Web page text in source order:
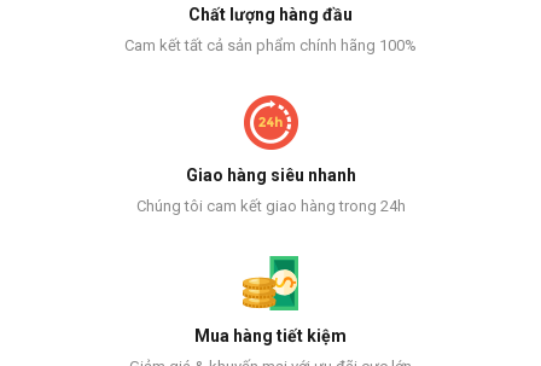
Chất lượng hàng đầu
Cam kết tất cả sản phẩm chính hãng 100%
Giao hàng siêu nhanh
Chúng tôi cam kết giao hàng trong 24h
Mua hàng tiết kiệm